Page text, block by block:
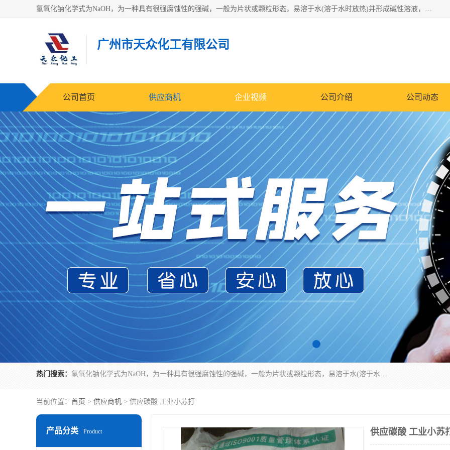
氢氧化钠化学式为NaOH，为一种具有很强腐蚀性的强碱，一般为片状或颗粒形态，易溶于水(溶于水时放热)并形成碱性溶液，另有潮解性，易吸取空气中的水蒸气(潮解)和(变质)。NaOH是化学实验室其中一种必备的化学品，亦为常见的化工品之一。纯品是无色透明的晶体。密度2.130g/cm3。熔点318.4℃。沸点1390℃。工业品含有少量的氯化和碳酸，是白色不透明的晶体。
广州市天众化工有限公司
公司首页 供应商机 企业视频 公司介绍 公司动态
热门搜索： 氢氧化钠化学式为NaOH，为一种具有很强腐蚀性的强碱，一般为片状或颗粒形态，易溶于水(溶于水时放热)并形成碱性溶液，另有潮解性，易吸取空气中的水蒸气(潮解)和(变质)。NaOH是化学实验室其中一种必备的化学品，亦为常见的化工品之一。纯品是无色透明的晶体。密度2.130g/cm3。熔点318.4℃。沸点1390℃。工业品含有少量的氯化和碳酸，是白色不透明的晶体。
当前位置： 首页 > 供应商机 > 供应碳酸 工业小苏打
产品分类 Product 供应碳酸 工业小苏